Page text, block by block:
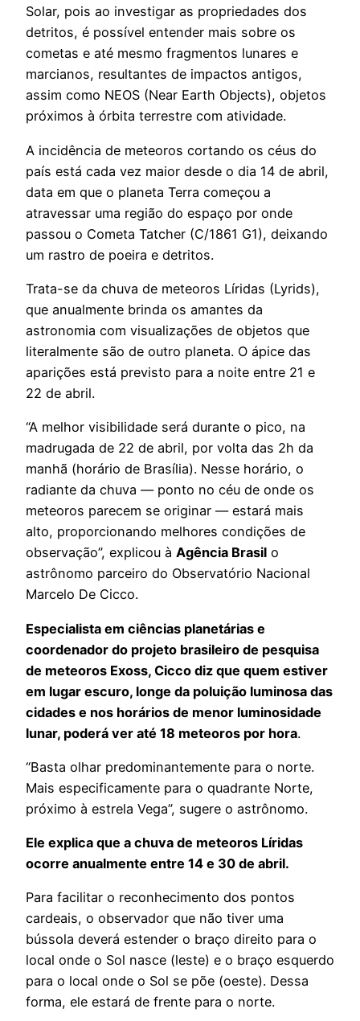
Solar, pois ao investigar as propriedades dos
detritos, é possível entender mais sobre os
cometas e até mesmo fragmentos lunares e
marcianos, resultantes de impactos antigos,
assim como NEOS (Near Earth Objects), objetos
próximos à órbita terrestre com atividade.
A incidência de meteoros cortando os céus do
país está cada vez maior desde o dia 14 de abril,
data em que o planeta Terra começou a
atravessar uma região do espaço por onde
passou o Cometa Tatcher (C/1861 G1), deixando
um rastro de poeira e detritos.
Trata-se da chuva de meteoros Líridas (Lyrids),
que anualmente brinda os amantes da
astronomia com visualizações de objetos que
literalmente são de outro planeta. O ápice das
aparições está previsto para a noite entre 21 e
22 de abril.
“A melhor visibilidade será durante o pico, na
madrugada de 22 de abril, por volta das 2h da
manhã (horário de Brasília). Nesse horário, o
radiante da chuva — ponto no céu de onde os
meteoros parecem se originar — estará mais
alto, proporcionando melhores condições de
observação”, explicou à Agência Brasil o
astrônomo parceiro do Observatório Nacional
Marcelo De Cicco.
Especialista em ciências planetárias e
coordenador do projeto brasileiro de pesquisa
de meteoros Exoss, Cicco diz que quem estiver
em lugar escuro, longe da poluição luminosa das
cidades e nos horários de menor luminosidade
lunar, poderá ver até 18 meteoros por hora.
“Basta olhar predominantemente para o norte.
Mais especificamente para o quadrante Norte,
próximo à estrela Vega”, sugere o astrônomo.
Ele explica que a chuva de meteoros Líridas
ocorre anualmente entre 14 e 30 de abril.
Para facilitar o reconhecimento dos pontos
cardeais, o observador que não tiver uma
bússola deverá estender o braço direito para o
local onde o Sol nasce (leste) e o braço esquerdo
para o local onde o Sol se põe (oeste). Dessa
forma, ele estará de frente para o norte.